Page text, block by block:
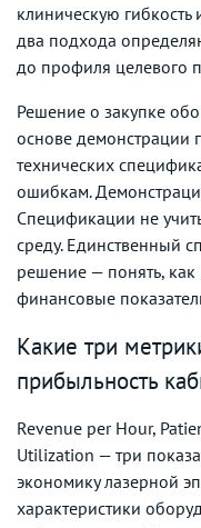
клиническую
два подхода
до профиля целевого
Решение о закупке
основе демонстрации
технических
ошибкам.
Спецификации не
среду. Единственный
решение — понять, как
финансовые
Какие три
прибыльность
Revenue per Hour,
Utilization — три
экономику лазерной
характеристики